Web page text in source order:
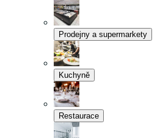
Prodejny a supermarkety
Kuchyně
Restaurace